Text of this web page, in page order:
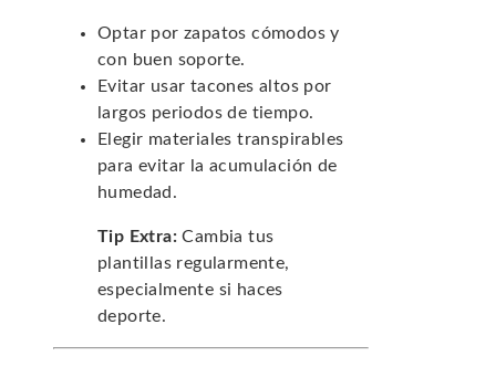
Optar por zapatos cómodos y
con buen soporte.
Evitar usar tacones altos por
largos periodos de tiempo.
Elegir materiales transpirables
para evitar la acumulación de
humedad.
Tip Extra: Cambia tus
plantillas regularmente,
especialmente si haces
deporte.